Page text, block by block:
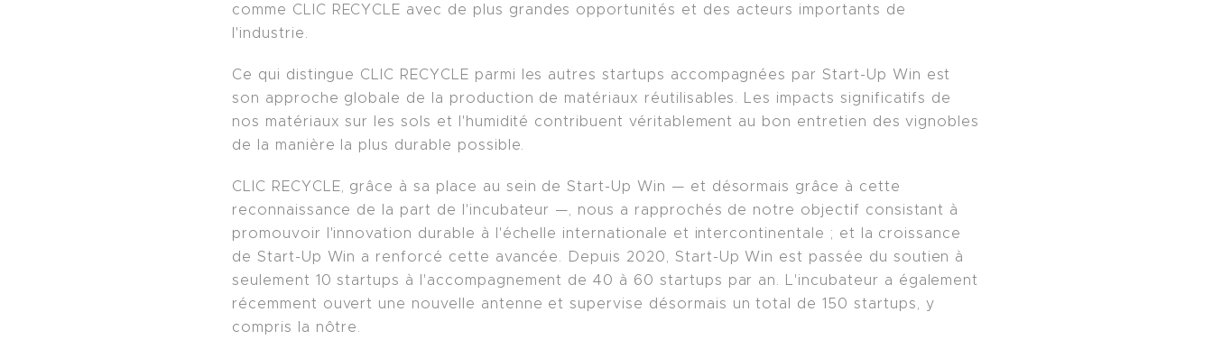
comme CLIC RECYCLE avec de plus grandes opportunités et des acteurs importants de
l'industrie.
Ce qui distingue CLIC RECYCLE parmi les autres startups accompagnées par Start-Up Win est
son approche globale de la production de matériaux réutilisables. Les impacts significatifs de
nos matériaux sur les sols et l'humidité contribuent véritablement au bon entretien des vignobles
de la manière la plus durable possible.
CLIC RECYCLE, grâce à sa place au sein de Start-Up Win — et désormais grâce à cette
reconnaissance de la part de l'incubateur —, nous a rapprochés de notre objectif consistant à
promouvoir l'innovation durable à l'échelle internationale et intercontinentale ; et la croissance
de Start-Up Win a renforcé cette avancée. Depuis 2020, Start-Up Win est passée du soutien à
seulement 10 startups à l'accompagnement de 40 à 60 startups par an. L'incubateur a également
récemment ouvert une nouvelle antenne et supervise désormais un total de 150 startups, y
compris la nôtre.